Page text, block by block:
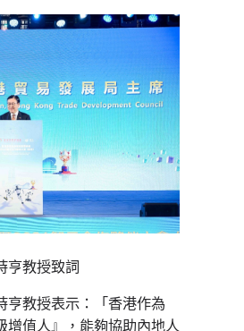
亨教授致詞
亨教授表示：「香港作為
增值人』，能夠協助內地人